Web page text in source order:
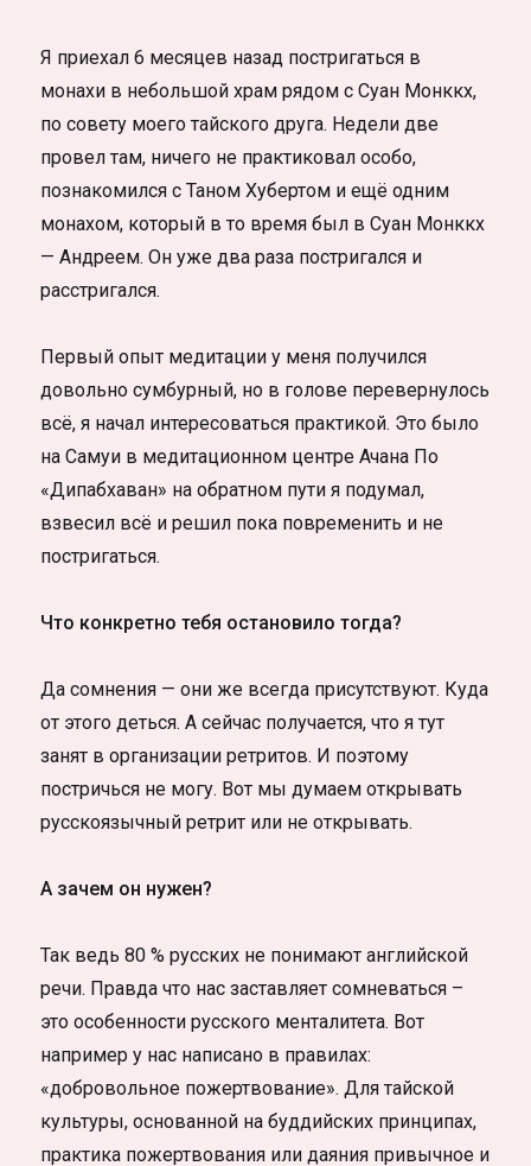
Я приехал 6 месяцев назад постригаться в
монахи в небольшой храм рядом с Суан Монккх,
по совету моего тайского друга. Недели две
провел там, ничего не практиковал особо,
познакомился с Таном Хубертом и ещё одним
монахом, который в то время был в Суан Монккх
— Андреем. Он уже два раза постригался и
расстригался.
Первый опыт медитации у меня получился
довольно сумбурный, но в голове перевернулось
всё, я начал интересоваться практикой. Это было
на Самуи в медитационном центре Ачана По
«Дипабхаван» на обратном пути я подумал,
взвесил всё и решил пока повременить и не
постригаться.
Что конкретно тебя остановило тогда?
Да сомнения — они же всегда присутствуют. Куда
от этого деться. А сейчас получается, что я тут
занят в организации ретритов. И поэтому
постричься не могу. Вот мы думаем открывать
русскоязычный ретрит или не открывать.
А зачем он нужен?
Так ведь 80 % русских не понимают английской
речи. Правда что нас заставляет сомневаться –
это особенности русского менталитета. Вот
например у нас написано в правилах:
«добровольное пожертвование». Для тайской
культуры, основанной на буддийских принципах,
практика пожертвования или даяния привычное и